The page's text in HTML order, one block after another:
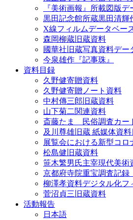
『美術画報』所載図版デ
黒田記念館所蔵黒田清輝
X線フィルムデータベー
森岡柳蔵旧蔵資料
國華社旧蔵写真資料デー
今泉雄作『記事珠』
資料目録
久野健寄贈資料
久野健寄贈ノート資料
中村傳三郎旧蔵資料
山下菊二関連資料
斎藤たま 民俗調査カー
及川尊雄旧蔵 紙媒体資
展覧会における新型コロ
松島健旧蔵資料
笹木繁男氏主宰現代美術
京都府寺院重宝調査記録
柳澤孝資料デジタル化フ
菅沼貞三旧蔵資料
活動報告
日本語